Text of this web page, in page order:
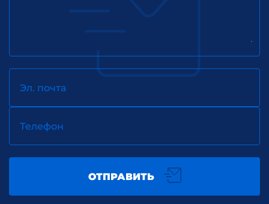
Эл. почта
Телефон
ОТПРАВИТЬ